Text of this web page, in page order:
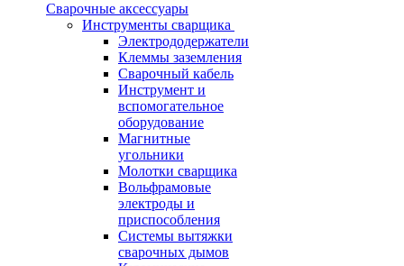
Сварочные аксессуары
Инструменты сварщика
Электрододержатели
Клеммы заземления
Сварочный кабель
Инструмент и
вспомогательное
оборудование
Магнитные
угольники
Молотки сварщика
Вольфрамовые
электроды и
приспособления
Системы вытяжки
сварочных дымов